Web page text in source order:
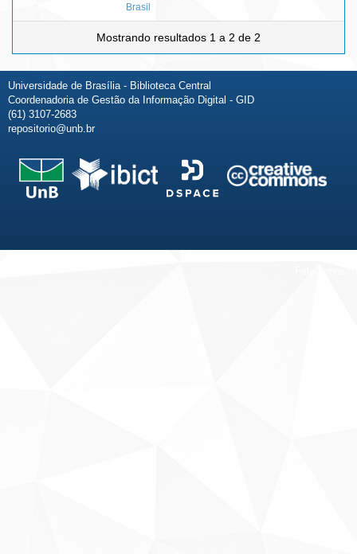
Brasil
Mostrando resultados 1 a 2 de 2
Universidade de Brasília - Biblioteca Central
Coordenadoria de Gestão da Informação Digital - GID
(61) 3107-2683
repositorio@unb.br